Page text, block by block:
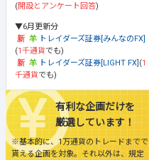
(開設とアンケート回答)
▼6月更新分
トレイダーズ証券[みんなのFX]
(1千通貨でも)
トレイダーズ証券[LIGHT FX] (1
千通貨でも)
有利な企画だけを
厳選しています！
※基本的に、1万通貨のトレードまでで
貰える企画を対象。それ以外は、規定